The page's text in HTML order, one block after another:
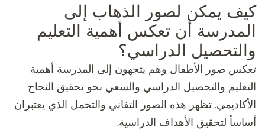
كيف يمكن لصور الذهاب إلى
المدرسة أن تعكس أهمية التعليم
والتحصيل الدراسي؟
تعكس صور الأطفال وهم يتجهون إلى المدرسة أهمية
التعليم والتحصيل الدراسي والسعي نحو تحقيق النجاح
الأكاديمي. تظهر هذه الصور التفاني والتحمل الذي يعتبران
أساساً لتحقيق الأهداف الدراسية.